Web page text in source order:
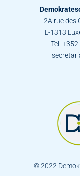
2A rue des
L-1313
Tel: +352
© 2022